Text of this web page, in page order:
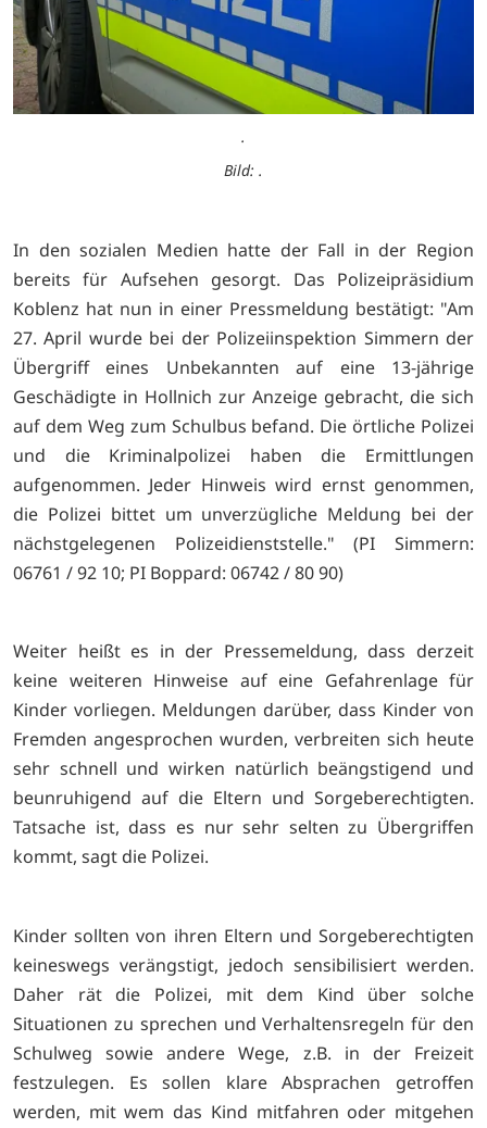
.
Bild: .
In den sozialen Medien hatte der Fall in der Region
bereits für Aufsehen gesorgt. Das Polizeipräsidium
Koblenz hat nun in einer Pressmeldung bestätigt: "Am
27. April wurde bei der Polizeiinspektion Simmern der
Übergriff eines Unbekannten auf eine 13-jährige
Geschädigte in Hollnich zur Anzeige gebracht, die sich
auf dem Weg zum Schulbus befand. Die örtliche Polizei
und die Kriminalpolizei haben die Ermittlungen
aufgenommen. Jeder Hinweis wird ernst genommen,
die Polizei bittet um unverzügliche Meldung bei der
nächstgelegenen Polizeidienststelle." (PI Simmern:
06761 / 92 10; PI Boppard: 06742 / 80 90)
Weiter heißt es in der Pressemeldung, dass derzeit
keine weiteren Hinweise auf eine Gefahrenlage für
Kinder vorliegen. Meldungen darüber, dass Kinder von
Fremden angesprochen wurden, verbreiten sich heute
sehr schnell und wirken natürlich beängstigend und
beunruhigend auf die Eltern und Sorgeberechtigten.
Tatsache ist, dass es nur sehr selten zu Übergriffen
kommt, sagt die Polizei.
Kinder sollten von ihren Eltern und Sorgeberechtigten
keineswegs verängstigt, jedoch sensibilisiert werden.
Daher rät die Polizei, mit dem Kind über solche
Situationen zu sprechen und Verhaltensregeln für den
Schulweg sowie andere Wege, z.B. in der Freizeit
festzulegen. Es sollen klare Absprachen getroffen
werden, mit wem das Kind mitfahren oder mitgehen